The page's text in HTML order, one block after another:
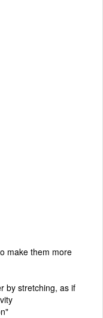
make them more
by stretching, as if